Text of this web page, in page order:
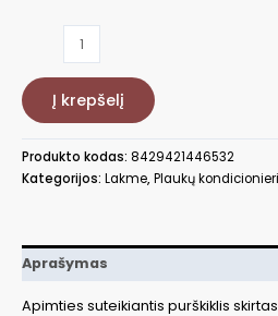
Apimties
suteikianti
dulksna,
ml
LAK44653
Į krepšelį
Produkto kodas: 8429421446532
Kategorijos: Lakme,Plaukų
Aprašymas
Apimties suteikiantis purškiklis